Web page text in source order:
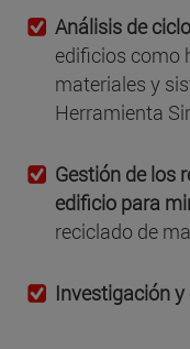
Análisis de
edificios como
materiales y
Herramienta
Gestión de los
edificio para
reciclado de
Investigación